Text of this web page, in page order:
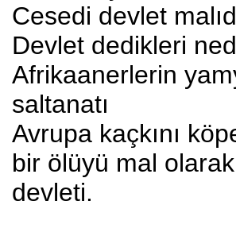
Cesedi devlet
Devlet dedikleri
Afrikaanerlerin
saltanatı
Avrupa kaçkını
bir ölüyü mal
devleti.